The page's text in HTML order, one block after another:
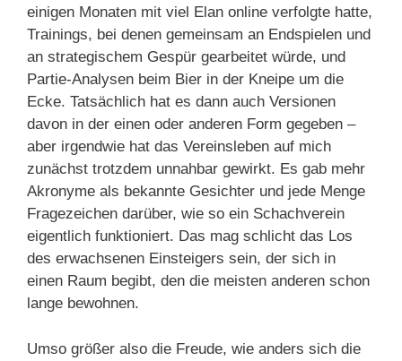
einigen Monaten mit viel Elan online verfolgte hatte,
Trainings, bei denen gemeinsam an Endspielen und
an strategischem Gespür gearbeitet würde, und
Partie-Analysen beim Bier in der Kneipe um die
Ecke. Tatsächlich hat es dann auch Versionen
davon in der einen oder anderen Form gegeben –
aber irgendwie hat das Vereinsleben auf mich
zunächst trotzdem unnahbar gewirkt. Es gab mehr
Akronyme als bekannte Gesichter und jede Menge
Fragezeichen darüber, wie so ein Schachverein
eigentlich funktioniert. Das mag schlicht das Los
des erwachsenen Einsteigers sein, der sich in
einen Raum begibt, den die meisten anderen schon
lange bewohnen.
Umso größer also die Freude, wie anders sich die